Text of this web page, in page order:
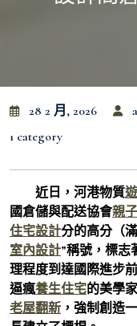
28 2 月, 2026
1 category
近日，河港物質
國倉儲與配送協會親
住宅設計分的高分（
室內設計”稱號，標志
理程度到達國際進步
逼瘋養生住宅的美學
老屋翻新 ，強制創造